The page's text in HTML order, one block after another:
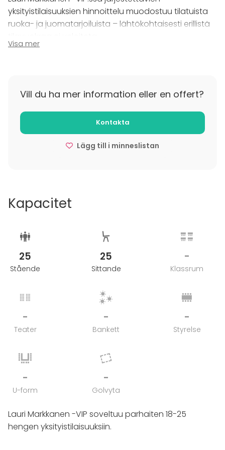
omaan käyttöön!
yksityistilaisuuksien hinnoittelu muodostuu tilatuista
ruoka- ja juomatarjoiluista – lähtökohtaisesti erillistä
Visa mer
Vill du ha mer information eller en offert?
Kontakta
Lägg till i minneslistan
Kapacitet
25
Stående
25
Sittande
-
Klassrum
-
Teater
-
Bankett
-
Styrelse
-
U-form
-
Golvyta
Lauri Markkanen -VIP soveltuu parhaiten 18-25
hengen yksityistilaisuuksiin.